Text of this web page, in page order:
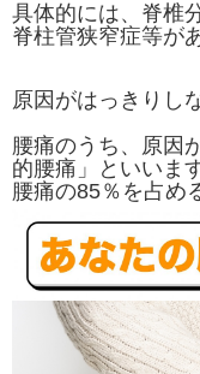
具体的には、脊椎
脊柱管狭窄症等が
原因がはっきりし
腰痛のうち、原因
的腰痛」といいます
腰痛の85％を占め